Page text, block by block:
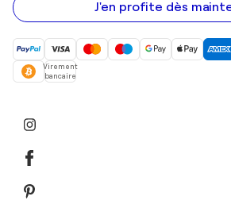
mail
J'en profite dès
Virement
bancaire